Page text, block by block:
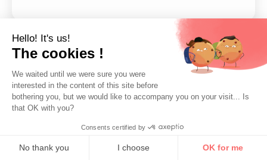
- 15 pouces : compacte et discrète
- 22 pouces : taille standard pour une visibilité
optimale
- 27 pouces : idéale pour les établissements à fort
volume de commandes
Hello! It's us!
The cookies !
We waited until we were sure you were
interested in the content of this site before
bothering you, but we would like to accompany you on your visit... Is
that OK with you?
Consents certified by
No thank you I choose OK for me